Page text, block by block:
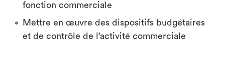
fonction commerciale
Mettre en œuvre des dispositifs budgétaires
et de contrôle de l’activité commerciale